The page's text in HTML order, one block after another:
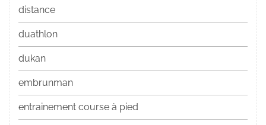
distance
duathlon
dukan
embrunman
entrainement course à pied